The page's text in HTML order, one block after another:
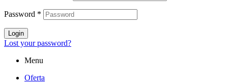
Password *
Login
Lost your password?
Menu
Oferta